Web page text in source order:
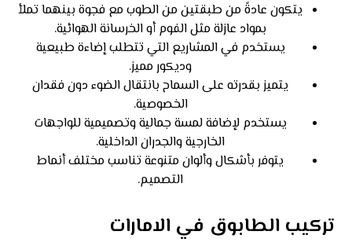
يتكون عادةً من طبقتين من الطوب مع فجوة بينهما تملأ
بمواد عازلة مثل الفوم أو الخرسانة الهوائية.
يستخدم في المشاريع التي تتطلب إضاءة طبيعية
وديكور مميز.
يتميز بقدرته على السماح بانتقال الضوء دون فقدان
الخصوصية.
يستخدم لإضافة لمسة جمالية وتصميمية للواجهات
الخارجية والجدران الداخلية.
يتوفر بأشكال وألوان متنوعة تناسب مختلف أنماط
التصميم.
تركيب الطابوق في الامارات